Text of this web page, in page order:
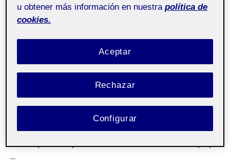
Wonder Woman
Pública
Título: La Influencia de las Relaciones Personales
en la Creación de Wonder Woman
ofrece una visión íntima de las relaciones
personales que influyeron en la creación de uno
…
u obtener más información en nuestra política de
cookies.
Rechazar
Aceptar
Configurar